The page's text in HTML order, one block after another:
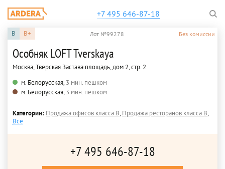
+7 495 646-87-18
B B+ Лот №99278 Без комиссии
Особняк LOFT Tverskaya
Москва, Тверская Застава площадь, дом 2, стр. 2
м. Белорусская,3 мин. пешком
м. Белорусская,3 мин. пешком
Категории: Продажа офисов класса B,Продажа ресторанов класса B,
Все
+7 495 646-87-18